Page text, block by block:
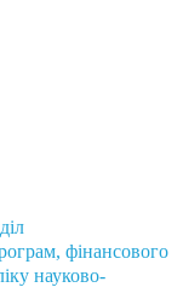
фінансового
науково-